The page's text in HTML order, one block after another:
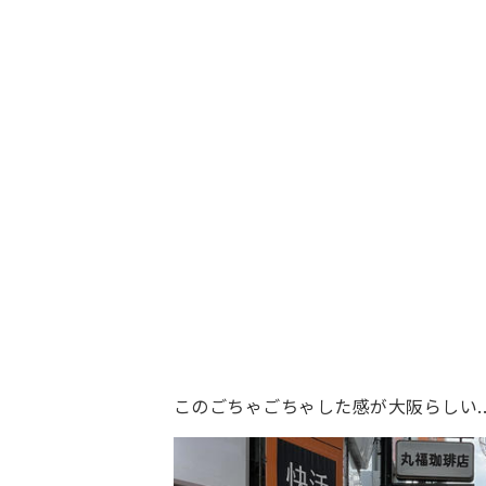
このごちゃごちゃした感が大阪らしい